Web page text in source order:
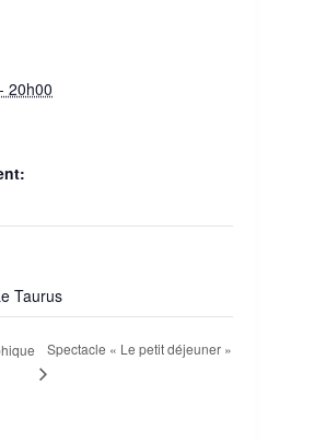
20h00
Taurus
Spectacle « Le petit déjeuner »